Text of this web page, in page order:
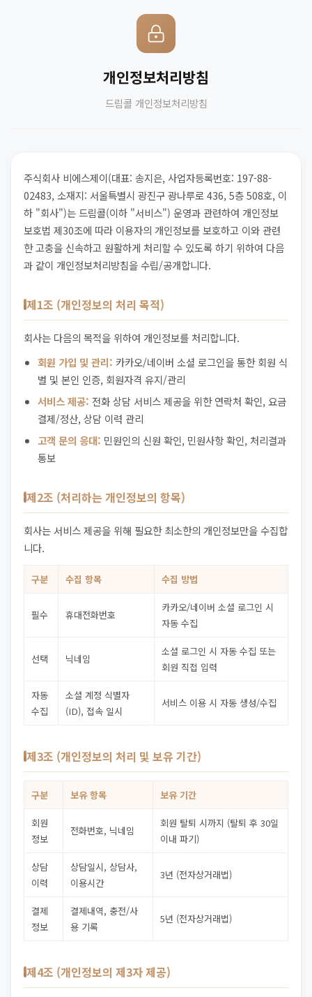
개인정보처리방침
드림콜 개인정보처리방침
주식회사 비에스제이(대표: 송지은, 사업자등록번호: 197-88-
02483, 소재지: 서울특별시 광진구 광나루로 436, 5층 508호, 이
하 "회사")는 드림콜(이하 "서비스") 운영과 관련하여 개인정보
보호법 제30조에 따라 이용자의 개인정보를 보호하고 이와 관련
한 고충을 신속하고 원활하게 처리할 수 있도록 하기 위하여 다음
과 같이 개인정보처리방침을 수립/공개합니다.
제1조 (개인정보의 처리 목적)
회사는 다음의 목적을 위하여 개인정보를 처리합니다.
회원 가입 및 관리: 카카오/네이버 소셜 로그인을 통한 회원 식
별 및 본인 인증, 회원자격 유지/관리
서비스 제공: 전화 상담 서비스 제공을 위한 연락처 확인, 요금
결제/정산, 상담 이력 관리
고객 문의 응대: 민원인의 신원 확인, 민원사항 확인, 처리결과
통보
제2조 (처리하는 개인정보의 항목)
회사는 서비스 제공을 위해 필요한 최소한의 개인정보만을 수집합
니다.
구분 수집 항목 수집 방법
필수 휴대전화번호
카카오/네이버 소셜 로그인 시
자동 수집
선택 닉네임
소셜 로그인 시 자동 수집 또는
회원 직접 입력
자동
수집
소셜 계정 식별자
(ID), 접속 일시
서비스 이용 시 자동 생성/수집
제3조 (개인정보의 처리 및 보유 기간)
구분 보유 항목 보유 기간
회원
정보
전화번호, 닉네임
회원 탈퇴 시까지 (탈퇴 후 30일
이내 파기)
상담
이력
상담일시, 상담사,
이용시간
3년 (전자상거래법)
결제
정보
결제내역, 충전/사
용 기록
5년 (전자상거래법)
제4조 (개인정보의 제3자 제공)